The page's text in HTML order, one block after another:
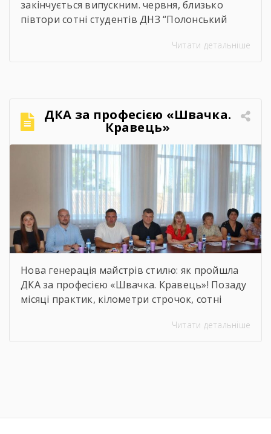
закінчується випускним. червня, близько
півтори сотні студентів ДНЗ “Полонський
одержали дипломи кваліфікованих
привітання та міцні обійми найрідніших. Для
вас, дорогі випускники, закінчився черговий
етап. А далі […]
Читати детальніше
ДКА за професією «Швачка.
Кравець»
Нова генерація майстрів стилю: як пройшла
ДКА за професією «Швачка. Кравець»! Позаду
місяці практик, кілометри строчок, сотні
примірками. 22 червня відбулася
мислення та вміння працювати з
Читати детальніше